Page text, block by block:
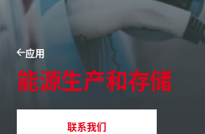
应用
能源生产和存储
联系我们